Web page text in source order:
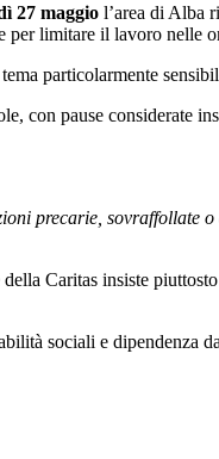
27 maggio l’area di Alba
per limitare il lavoro nelle
particolarmente
con pause considerate
precarie, sovraffollate
Caritas insiste
sociali e dipendenza